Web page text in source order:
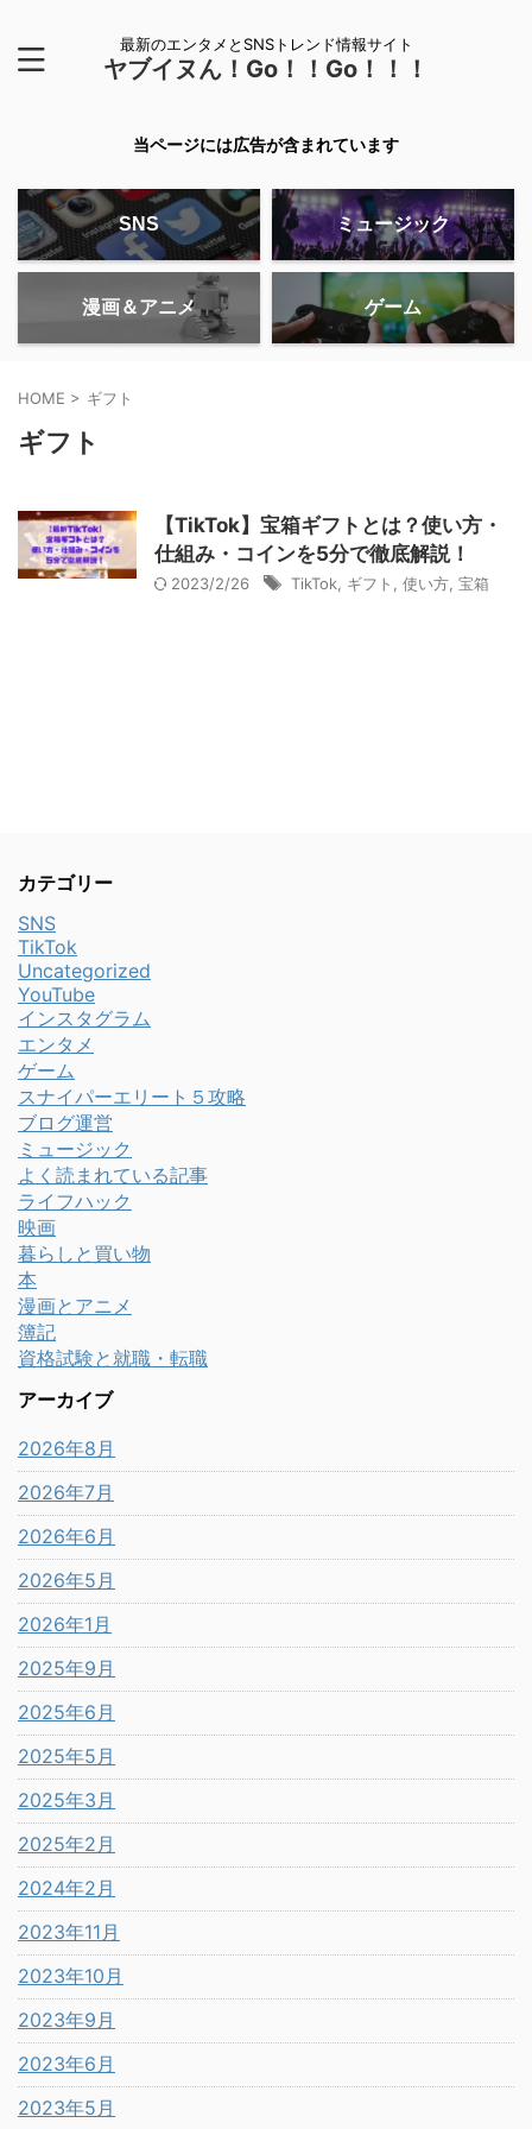
最新のエンタメとSNSトレンド情報サイト
ヤブイヌん！Go！！Go！！！
当ページには広告が含まれています
SNS ミュージック
漫画＆アニメ ゲーム
HOME > ギフト
ギフト
【TikTok】宝箱ギフトとは？使い方・
仕組み・コインを5分で徹底解説！
2023/2/26 TikTok ギフト 使い方 宝箱
カテゴリー
SNS
TikTok
Uncategorized
YouTube
インスタグラム
エンタメ
ゲーム
スナイパーエリート５攻略
ブログ運営
ミュージック
よく読まれている記事
ライフハック
映画
暮らしと買い物
本
漫画とアニメ
簿記
資格試験と就職・転職
アーカイブ
2026年8月
2026年7月
2026年6月
2026年5月
2026年1月
2025年9月
2025年6月
2025年5月
2025年3月
2025年2月
2024年2月
2023年11月
2023年10月
2023年9月
2023年6月
2023年5月